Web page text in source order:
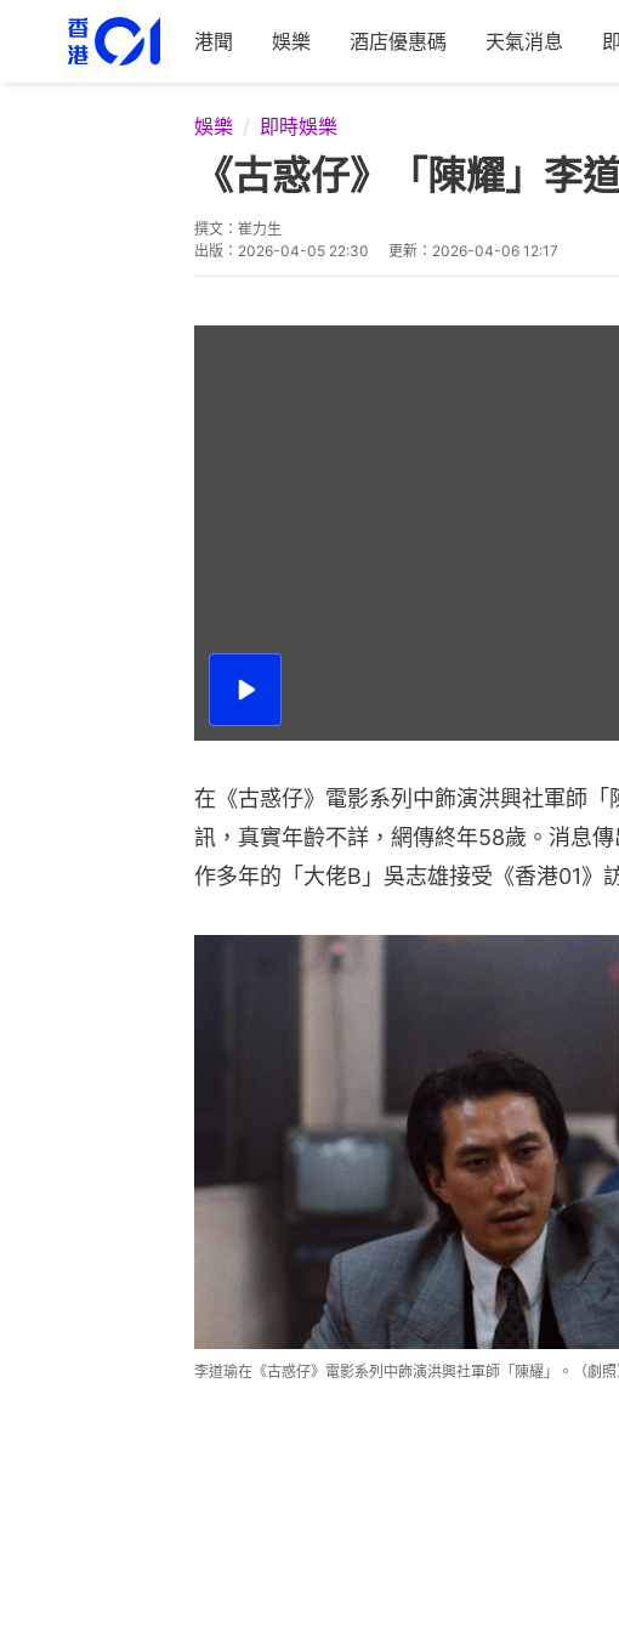
港聞 娛樂 酒店優惠碼 天氣消息
娛樂 即時娛樂
《古惑仔》「陳耀」
撰文： 崔力生
出版： 2026-04-05 22:30 更新： 2026-04-06 12:17
播
在《古惑仔》電影系列中飾演洪興社軍師
訊，真實年齡不詳，網傳終年58歲。消息
作多年的「大佬B」吳志雄接受《香港01》
李道瑜在《古惑仔》電影系列中飾演洪興社軍師「陳耀」。（劇照